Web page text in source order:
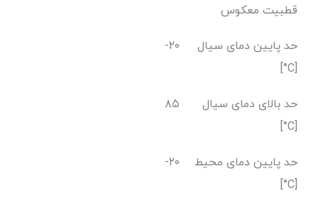
قطبیت معکوس
حد پایین دمای سیال
[C°]
-۲۰
حد بالای دمای سیال
[C°]
۸۵
حد پایین دمای محیط
[C°]
-۲۰